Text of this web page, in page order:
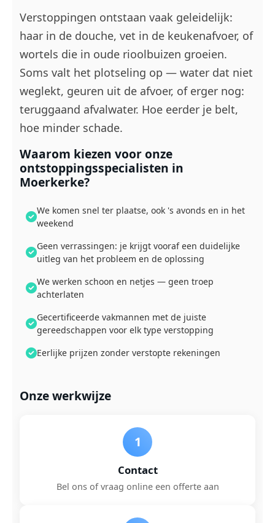
Verstoppingen ontstaan vaak geleidelijk:
haar in de douche, vet in de keukenafvoer, of
wortels die in oude rioolbuizen groeien.
Soms valt het plotseling op — water dat niet
weglekt, geuren uit de afvoer, of erger nog:
teruggaand afvalwater. Hoe eerder je belt,
hoe minder schade.
Waarom kiezen voor onze
ontstoppingsspecialisten in
Moerkerke?
We komen snel ter plaatse, ook 's avonds en in het
weekend
Geen verrassingen: je krijgt vooraf een duidelijke
uitleg van het probleem en de oplossing
We werken schoon en netjes — geen troep
achterlaten
Gecertificeerde vakmannen met de juiste
gereedschappen voor elk type verstopping
Eerlijke prijzen zonder verstopte rekeningen
Onze werkwijze
1
Contact
Bel ons of vraag online een offerte aan